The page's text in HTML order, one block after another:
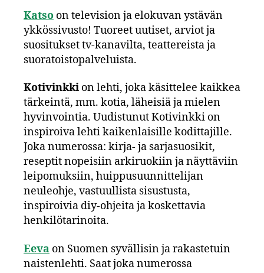
Katso on television ja elokuvan ystävän
ykkössivusto! Tuoreet uutiset, arviot ja
suositukset tv-kanavilta, teattereista ja
suoratoistopalveluista.
Kotivinkki on lehti, joka käsittelee kaikkea
tärkeintä, mm. kotia, läheisiä ja mielen
hyvinvointia. Uudistunut Kotivinkki on
inspiroiva lehti kaikenlaisille kodittajille.
Joka numerossa: kirja- ja sarjasuosikit,
reseptit nopeisiin arkiruokiin ja näyttäviin
leipomuksiin, huippusuunnittelijan
neuleohje, vastuullista sisustusta,
inspiroivia diy-ohjeita ja koskettavia
henkilötarinoita.
Eeva on Suomen syvällisin ja rakastetuin
naistenlehti. Saat joka numerossa